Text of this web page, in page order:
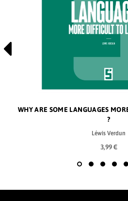
WHY ARE SOME LANGUAGES
?
Léwis Verdun
3,99 €